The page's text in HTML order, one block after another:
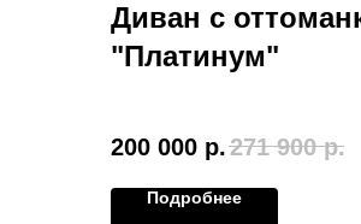
Диван с
"Платинум"
200 000 р.271 900 р.
Подробнее